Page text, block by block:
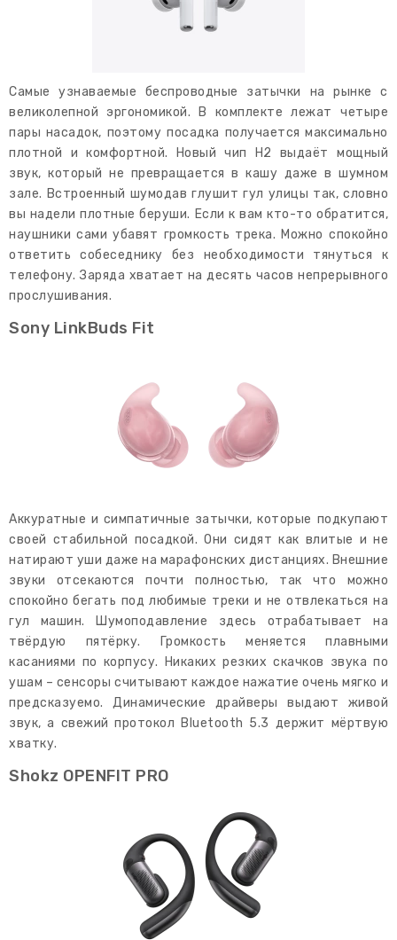
Самые узнаваемые беспроводные затычки на рынке с
великолепной эргономикой. В комплекте лежат четыре
пары насадок, поэтому посадка получается максимально
плотной и комфортной. Новый чип H2 выдаёт мощный
звук, который не превращается в кашу даже в шумном
зале. Встроенный шумодав глушит гул улицы так, словно
вы надели плотные беруши. Если к вам кто-то обратится,
наушники сами убавят громкость трека. Можно спокойно
ответить собеседнику без необходимости тянуться к
телефону. Заряда хватает на десять часов непрерывного
прослушивания.
Sony LinkBuds Fit
Аккуратные и симпатичные затычки, которые подкупают
своей стабильной посадкой. Они сидят как влитые и не
натирают уши даже на марафонских дистанциях. Внешние
звуки отсекаются почти полностью, так что можно
спокойно бегать под любимые треки и не отвлекаться на
гул машин. Шумоподавление здесь отрабатывает на
твёрдую пятёрку. Громкость меняется плавными
касаниями по корпусу. Никаких резких скачков звука по
ушам – сенсоры считывают каждое нажатие очень мягко и
предсказуемо. Динамические драйверы выдают живой
звук, а свежий протокол Bluetooth 5.3 держит мёртвую
хватку.
Shokz OPENFIT PRO